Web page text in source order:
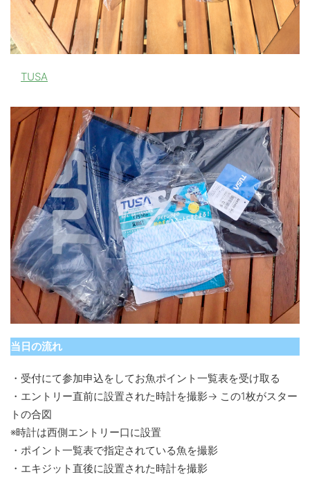
TUSA
当日の流れ
・受付にて参加申込をしてお魚ポイント一覧表を受け取る
・エントリー直前に設置された時計を撮影→ この1枚がスター
トの合図
※時計は西側エントリー口に設置
・ポイント一覧表で指定されている魚を撮影
・エキジット直後に設置された時計を撮影